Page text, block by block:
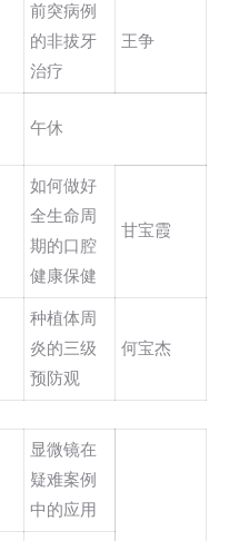
前突病例
的非拔牙
治疗
王争
午休
如何做好
全生命周
期的口腔
健康保健
甘宝霞
种植体周
炎的三级
预防观
何宝杰
显微镜在
疑难案例
中的应用